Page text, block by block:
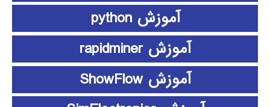
آموزش python
آموزش rapidminer
آموزش ShowFlow